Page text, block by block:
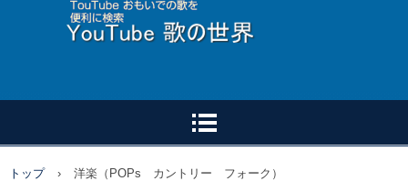
トップ › 洋楽（POPs カントリー フォーク）